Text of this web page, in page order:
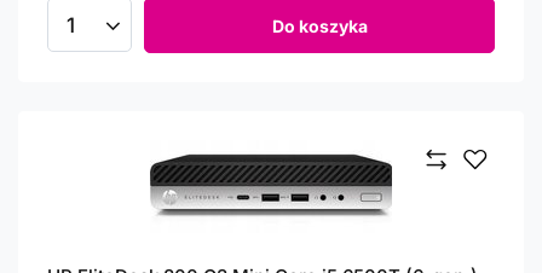
Ilość produktów Do koszyka